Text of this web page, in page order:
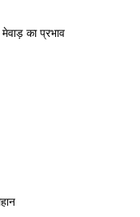
मेवाड़ का प्रभाव